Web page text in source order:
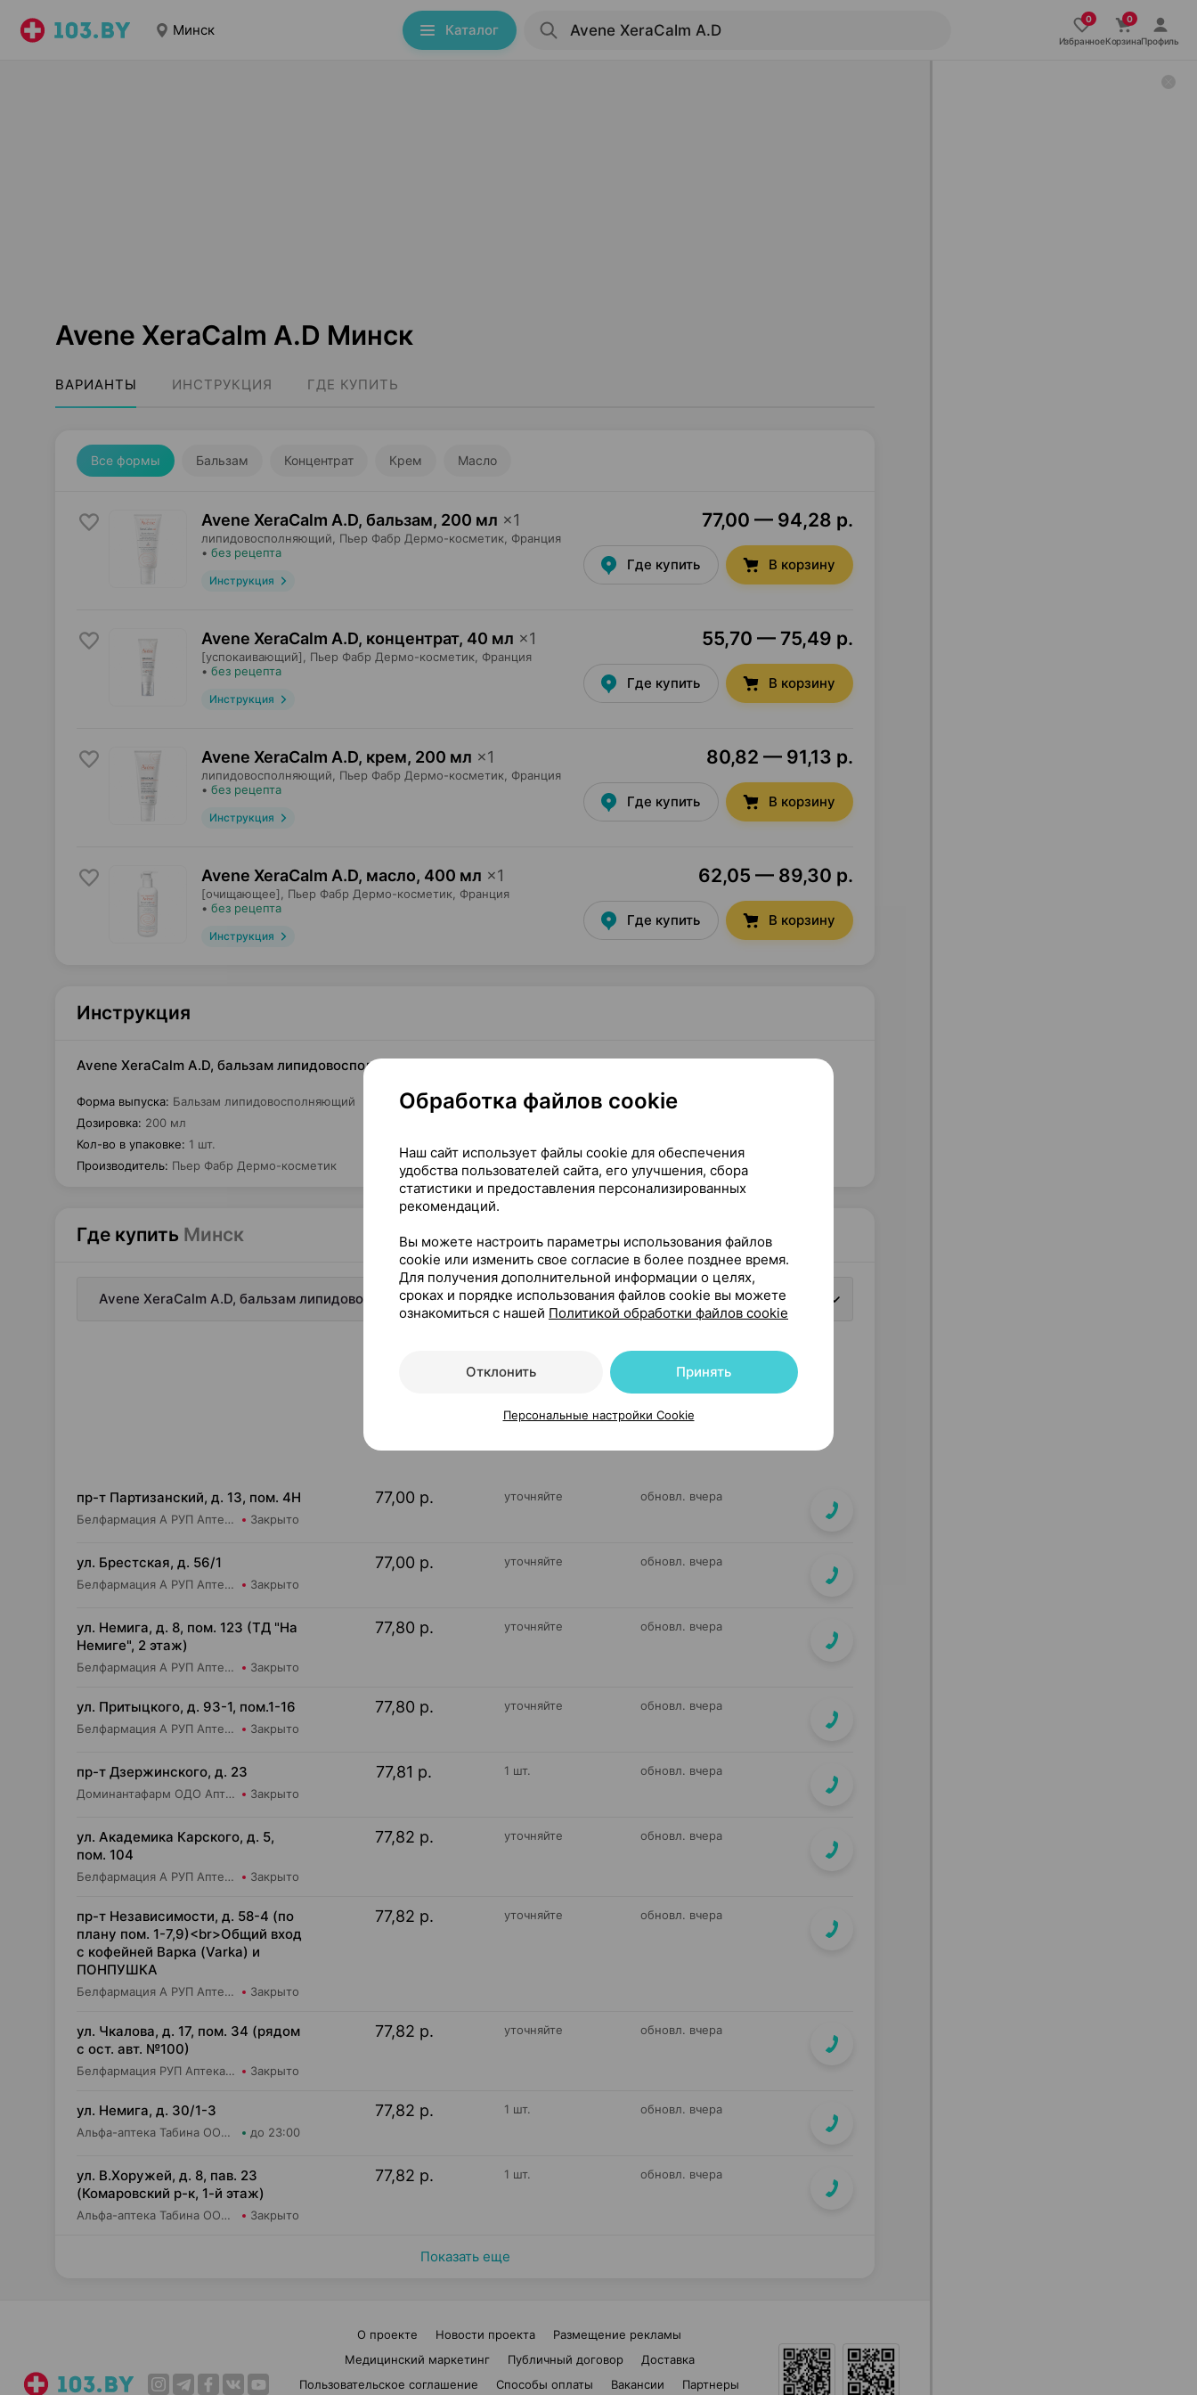
Минск Каталог
ИзбранноеКорзинаПрофиль
Avene XeraCalm A.D Минск
ВАРИАНТЫ ИНСТРУКЦИЯ ГДЕ КУПИТЬ
Все формы Бальзам Концентрат Крем Масло
Avene XeraCalm A.D, бальзам, 200 мл ×1
липидовосполняющий, Пьер Фабр Дермо-косметик , Франция
• без рецепта
Инструкция
77,00 — 94,28 р.
Где купить В корзину
Avene XeraCalm A.D, концентрат, 40 мл ×1
[успокаивающий], Пьер Фабр Дермо-косметик , Франция
• без рецепта
Инструкция
55,70 — 75,49 р.
Где купить В корзину
Avene XeraCalm A.D, крем, 200 мл ×1
липидовосполняющий, Пьер Фабр Дермо-косметик , Франция
• без рецепта
Инструкция
80,82 — 91,13 р.
Где купить В корзину
Avene XeraCalm A.D, масло, 400 мл ×1
[очищающее], Пьер Фабр Дермо-косметик , Франция
• без рецепта
Инструкция
62,05 — 89,30 р.
Где купить В корзину
Инструкция
Avene XeraCalm A.D, бальзам липидовосполняющий, 200 мл ×1, Пьер Фабр Дермо-косметик Франция
Форма выпуска: Бальзам липидовосполняющий
Дозировка: 200 мл
Кол-во в упаковке: 1 шт.
Производитель: Пьер Фабр Дермо-косметик
Где купить Минск
Avene XeraCalm A.D, бальзам липидовосполняющий, 200 мл ×1, Пьер Фабр Дермо-косметик Франция
пр-т Партизанский, д. 13, пом. 4Н
Белфармация А РУП Аптека №23 Закрыто
77,00 р. уточняйте обновл. вчера
ул. Брестская, д. 56/1
Белфармация А РУП Аптека №74 Закрыто
77,00 р. уточняйте обновл. вчера
ул. Немига, д. 8, пом. 123 (ТД "На
Немиге", 2 этаж)
Белфармация А РУП Аптека №7 Закрыто
77,80 р. уточняйте обновл. вчера
ул. Притыцкого, д. 93-1, пом.1-16
Белфармация А РУП Аптека №91 Закрыто
77,80 р. уточняйте обновл. вчера
пр-т Дзержинского, д. 23
Доминантафарм ОДО Аптека №32 Закрыто
77,81 р. 1 шт. обновл. вчера
ул. Академика Карского, д. 5,
пом. 104
Белфармация А РУП Аптека №113 Закрыто
77,82 р. уточняйте обновл. вчера
пр-т Независимости, д. 58-4 (по
плану пом. 1-7,9)<br>Общий вход
с кофейней Варка (Varka) и
ПОНПУШКА
Белфармация А РУП Аптека №9 Закрыто
77,82 р. уточняйте обновл. вчера
ул. Чкалова, д. 17, пом. 34 (рядом
с ост. авт. №100)
Белфармация РУП Аптека №8 Закрыто
77,82 р. уточняйте обновл. вчера
ул. Немига, д. 30/1-3
Альфа-аптека Табина ООО Аптека №2 до 23:00
77,82 р. 1 шт. обновл. вчера
ул. В.Хоружей, д. 8, пав. 23
(Комаровский р-к, 1-й этаж)
Альфа-аптека Табина ООО Аптека №8 Закрыто
77,82 р. 1 шт. обновл. вчера
Показать еще
О проекте Новости проекта
Размещение рекламы
Медицинский маркетинг
Публичный договор
Доставка
Пользовательское соглашение
Способы оплаты Вакансии Партнеры
Обработка файлов cookie
Наш сайт использует файлы cookie для обеспечения
удобства пользователей сайта, его улучшения, сбора
статистики и предоставления персонализированных
рекомендаций.
Вы можете настроить параметры использования файлов
cookie или изменить свое согласие в более позднее время.
Для получения дополнительной информации о целях,
сроках и порядке использования файлов cookie вы можете
ознакомиться с нашей Политикой обработки файлов cookie
Отклонить Принять
Персональные настройки Cookie